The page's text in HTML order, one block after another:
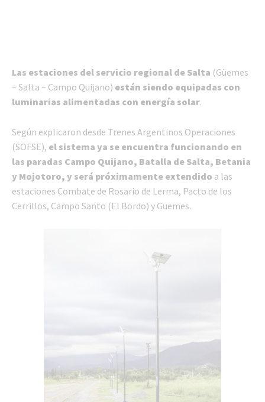
Las estaciones del servicio regional de Salta (Güemes
– Salta – Campo Quijano) están siendo equipadas con
luminarias alimentadas con energía solar.
Según explicaron desde Trenes Argentinos Operaciones
(SOFSE), el sistema ya se encuentra funcionando en
las paradas Campo Quijano, Batalla de Salta, Betania
y Mojotoro, y será próximamente extendido a las
estaciones Combate de Rosario de Lerma, Pacto de los
Cerrillos, Campo Santo (El Bordo) y Güemes.